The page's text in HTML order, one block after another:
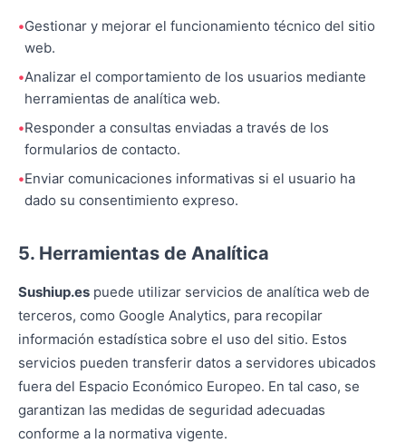
Gestionar y mejorar el funcionamiento técnico del sitio
web.
Analizar el comportamiento de los usuarios mediante
herramientas de analítica web.
Responder a consultas enviadas a través de los
formularios de contacto.
Enviar comunicaciones informativas si el usuario ha
dado su consentimiento expreso.
5. Herramientas de Analítica
Sushiup.es puede utilizar servicios de analítica web de
terceros, como Google Analytics, para recopilar
información estadística sobre el uso del sitio. Estos
servicios pueden transferir datos a servidores ubicados
fuera del Espacio Económico Europeo. En tal caso, se
garantizan las medidas de seguridad adecuadas
conforme a la normativa vigente.